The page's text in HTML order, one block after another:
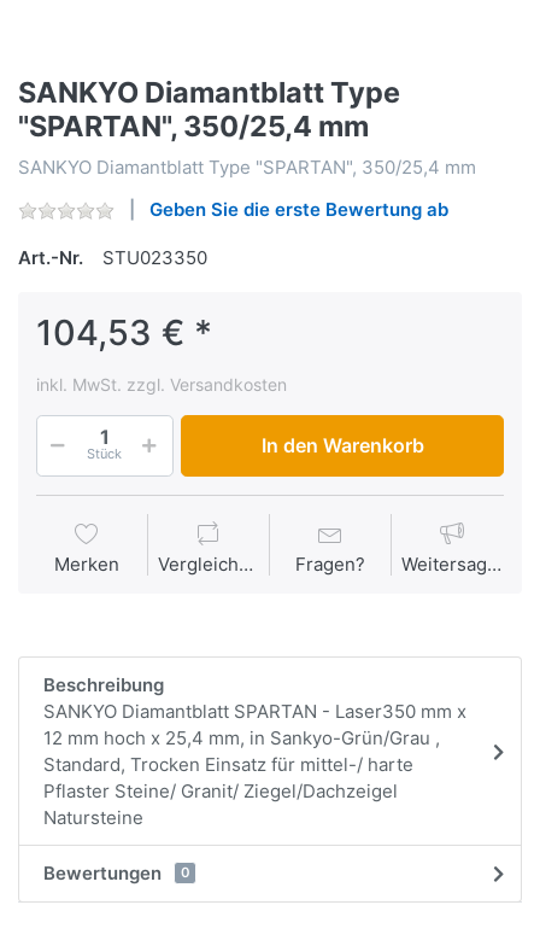
SANKYO Diamantblatt Type
"SPARTAN", 350/25,4 mm
SANKYO Diamantblatt Type "SPARTAN", 350/25,4 mm
Geben Sie die erste Bewertung ab
Art.-Nr. STU023350
104,53 € *
inkl. MwSt. zzgl. Versandkosten
Stück In den Warenkorb
Merken Vergleichen Fragen? Weitersagen
Beschreibung
SANKYO Diamantblatt SPARTAN - Laser350 mm x
12 mm hoch x 25,4 mm, in Sankyo-Grün/Grau ,
Standard, Trocken Einsatz für mittel-/ harte
Pflaster Steine/ Granit/ Ziegel/Dachzeigel
Natursteine
Bewertungen 0